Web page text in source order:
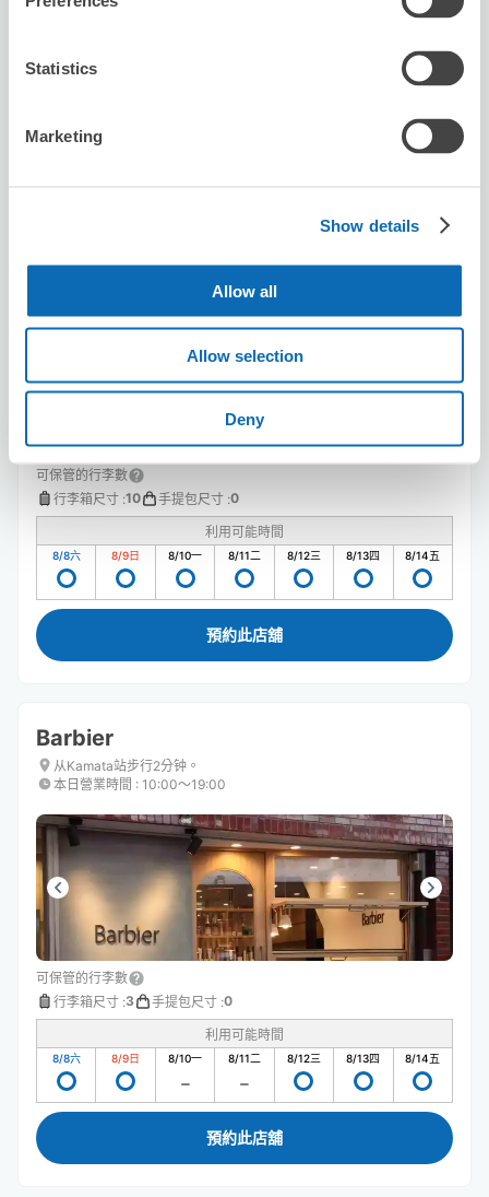
Statistics
Marketing
Show details
Allow all
Allow selection
Deny
8/14五
Big Echo Kamata East Exit Branch
从Kamata站步行0分钟。
09:00〜04:30
可保管的行李數
行李箱尺寸 :10 手提包尺寸 :0
利用可能時間
8/8六 8/9日 8/10一 8/11二 8/12三 8/13四 8/14五
預約此店舖
Barbier
从Kamata站步行2分钟。
本日營業時間 : 10:00〜19:00
可保管的行李數
行李箱尺寸 :3 手提包尺寸 :0
利用可能時間
8/8六 8/9日 8/10一 8/11二 8/12三 8/13四 8/14五
預約此店舖